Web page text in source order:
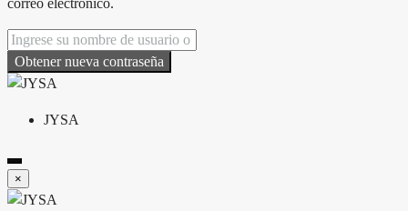
Obtener nueva contraseña
JYSA
×